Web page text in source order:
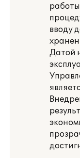
вводу
Датой